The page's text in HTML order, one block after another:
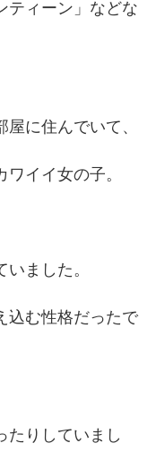
ティーン」などな
に住んでいて、
イイ女の子。
ました。
込む性格だったで
たりしていまし